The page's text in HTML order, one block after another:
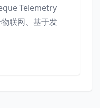
Telemetry
联网、基于发